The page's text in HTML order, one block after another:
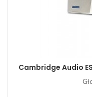
Cambridge Audio